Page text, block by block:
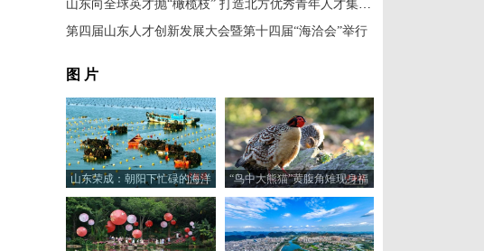
山东向全球英才抛“橄榄枝” 打造北方优秀青年人才集聚区
第四届山东人才创新发展大会暨第十四届“海洽会”举行
图 片
山东荣成：朝阳下忙碌的海洋
牧场
“鸟中大熊猫”黄腹角雉现身福
建建瓯